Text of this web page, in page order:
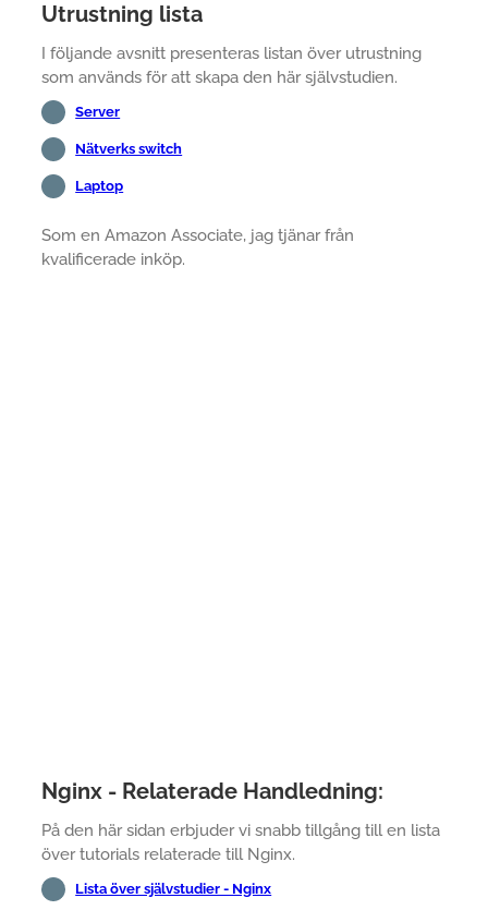
Utrustning lista
I följande avsnitt presenteras listan över utrustning
som används för att skapa den här självstudien.
Server
Nätverks switch
Laptop
Som en Amazon Associate, jag tjänar från
kvalificerade inköp.
Nginx - Relaterade Handledning:
På den här sidan erbjuder vi snabb tillgång till en lista
över tutorials relaterade till Nginx.
Lista över självstudier - Nginx